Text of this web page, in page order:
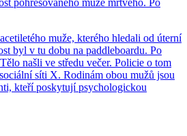
pohřešovaného muže mrtvého. Po
muže, kterého hledali od úterní
byl v tu dobu na paddleboardu. Po
našli ve středu večer. Policie o tom
síti X. Rodinám obou mužů jsou
kteří poskytují psychologickou